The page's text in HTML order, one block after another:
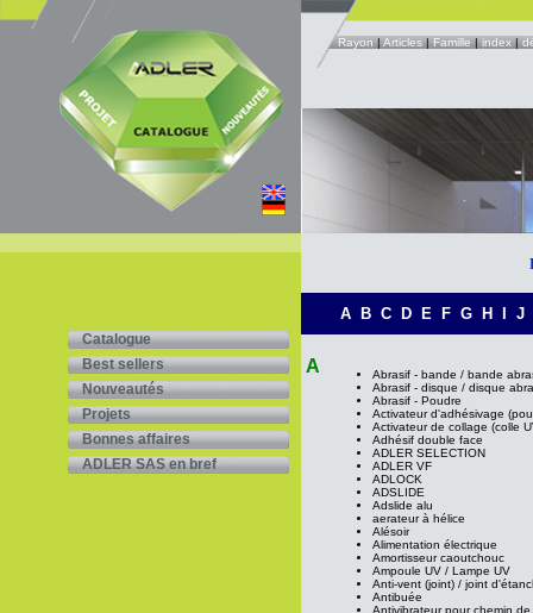
Rayon|Articles|Famille|index|
Catalogue
Best sellers
Nouveautés
Projets
Bonnes affaires
ADLER SAS en bref
A B C D E F G H J
A
Abrasif - bande / bande
Abrasif - disque / disque
Abrasif - Poudre
Activateur d'adhésivage
Activateur de collage (colle
Adhésif double face
ADLER SELECTION
ADLER VF
ADLOCK
ADSLIDE
Adslide alu
aerateur à hélice
Alésoir
Alimentation électrique
Amortisseur caoutchouc
Ampoule UV / Lampe UV
Anti-vent (joint) / joint
Antibuée
Antivibrateur pour chemin